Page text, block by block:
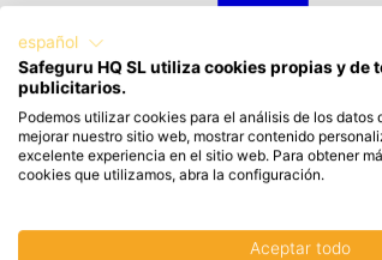
español
Safeguru HQ SL utiliza cookies propias y de
publicitarios.
Podemos utilizar cookies para el análisis de los datos
mejorar nuestro sitio web, mostrar contenido
excelente experiencia en el sitio web. Para obtener
cookies que utilizamos, abra la configuración.
Aceptar todo